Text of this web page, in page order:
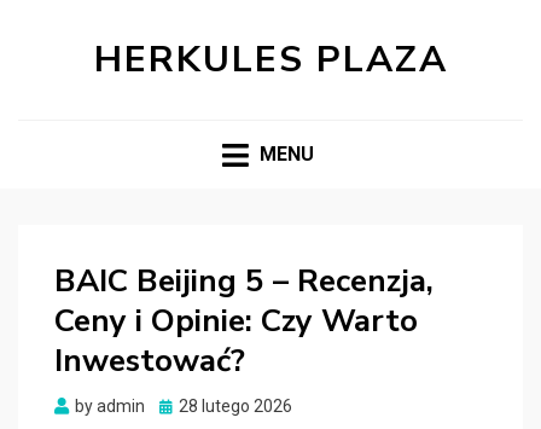
HERKULES PLAZA
MENU
BAIC Beijing 5 – Recenzja,
Ceny i Opinie: Czy Warto
Inwestować?
byadmin
Posted
28 lutego 2026